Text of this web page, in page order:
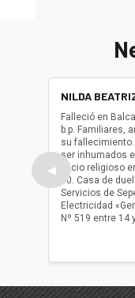
◀
NILDA
Falleció en
b.p. Familiares,
su
ser inhumados
oficio religioso
10. Casa de
Servicios de
Electricidad
Nº 519 entre 14